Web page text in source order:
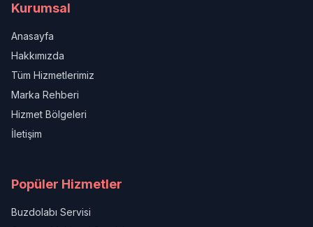
Kurumsal
Anasayfa
Hakkımızda
Tüm Hizmetlerimiz
Marka Rehberi
Hizmet Bölgeleri
İletişim
Popüler Hizmetler
Buzdolabı Servisi